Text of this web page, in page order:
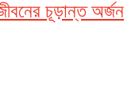
চূড়ান্ত অর্জন